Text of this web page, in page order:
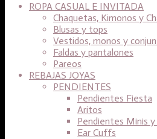
ROPA CASUAL E INVITADA
Chaquetas, Kimonos y
Blusas y tops
Vestidos, monos y
Faldas y pantalones
Pareos
REBAJAS JOYAS
PENDIENTES
Pendientes Fiesta
Aritos
Pendientes Minis
Ear Cuffs